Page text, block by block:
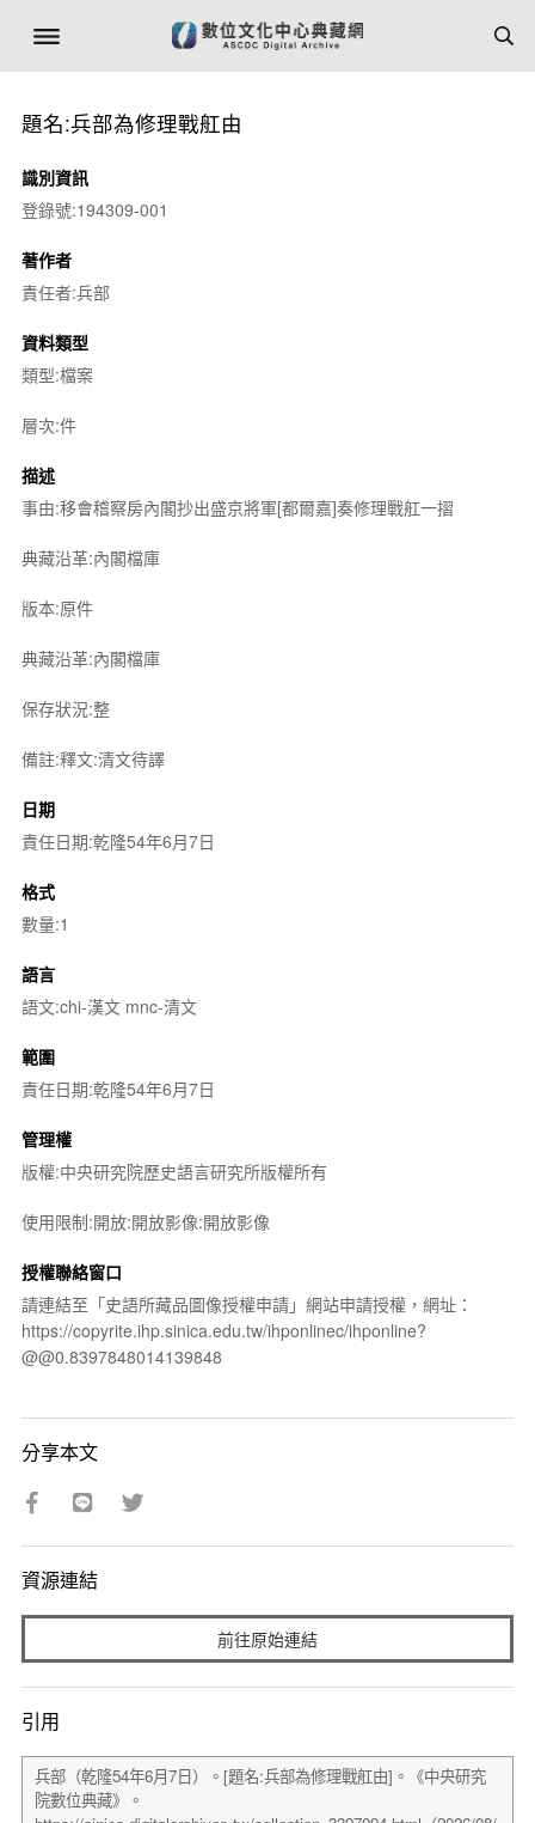
題名:兵部為修理戰舡由
識別資訊
登錄號:194309-001
著作者
責任者:兵部
資料類型
類型:檔案
層次:件
描述
事由:移會稽察房內閣抄出盛京將軍[都爾嘉]奏修理戰舡一摺
典藏沿革:內閣檔庫
版本:原件
典藏沿革:內閣檔庫
保存狀況:整
備註:釋文:清文待譯
日期
責任日期:乾隆54年6月7日
格式
數量:1
語言
語文:chi-漢文 mnc-清文
範圍
責任日期:乾隆54年6月7日
管理權
版權:中央研究院歷史語言研究所版權所有
使用限制:開放:開放影像:開放影像
授權聯絡窗口
請連結至「史語所藏品圖像授權申請」網站申請授權，網址：
https://copyrite.ihp.sinica.edu.tw/ihponlinec/ihponline?
@@0.8397848014139848
分享本文
資源連結
前往原始連結
引用